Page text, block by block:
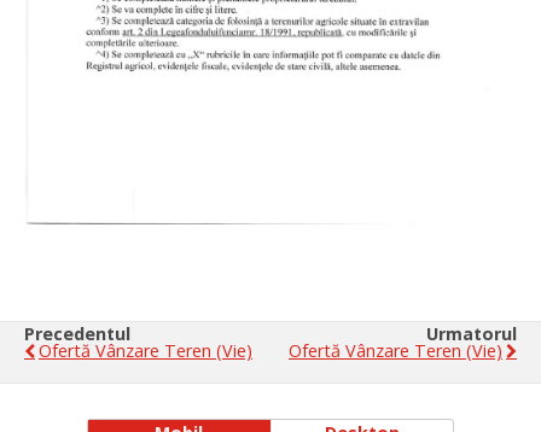
Precedentul
Ofertă Vânzare Teren (vie)
Urmatorul
Ofertă Vânzare Teren (vie)